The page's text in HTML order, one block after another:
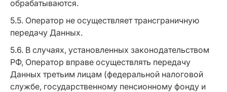
обрабатываются.
5.5. Оператор не осуществляет трансграничную
передачу Данных.
5.6. В случаях, установленных законодательством
РФ, Оператор вправе осуществлять передачу
Данных третьим лицам (федеральной налоговой
службе, государственному пенсионному фонду и